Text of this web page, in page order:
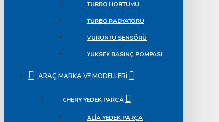
TURBO HORTUMU
TURBO RADYATÖRÜ
VURUNTU SENSÖRÜ
YÜKSEK BASINÇ POMPASI
ARAÇ MARKA VE MODELLERI
CHERY YEDEK PARÇA
ALIA YEDEK PARÇA